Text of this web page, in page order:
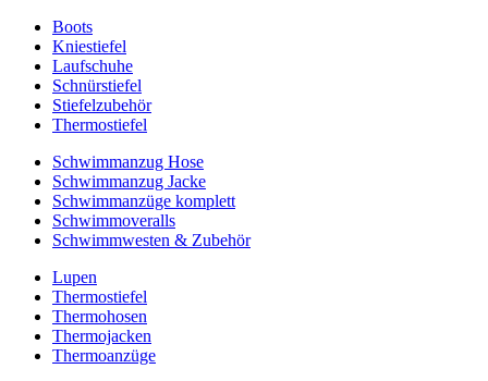
Boots
Kniestiefel
Laufschuhe
Schnürstiefel
Stiefelzubehör
Thermostiefel
Schwimmanzug Hose
Schwimmanzug Jacke
Schwimmanzüge komplett
Schwimmoveralls
Schwimmwesten & Zubehör
Lupen
Thermostiefel
Thermohosen
Thermojacken
Thermoanzüge